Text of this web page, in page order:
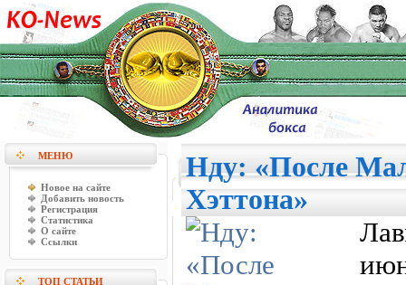
МЕНЮ
Новое на сайте
Добавить новость
Регистрация
Статистика
О сайте
Ссылки
ТОП СТАТЬИ
Нду: «После
Хэттона»